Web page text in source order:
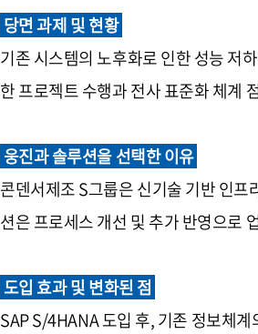
당면 과제 및 현황
기존 시스템의 노후화로 인한 성능 저
한 프로젝트 수행과 전사 표준화 체계
웅진과 솔루션을 선택한 이유
콘덴서제조 S그룹은 신기술 기반 인
션은 프로세스 개선 및 추가 반영으로
도입 효과 및 변화된 점
SAP S/4HANA 도입 후, 기존 정보체